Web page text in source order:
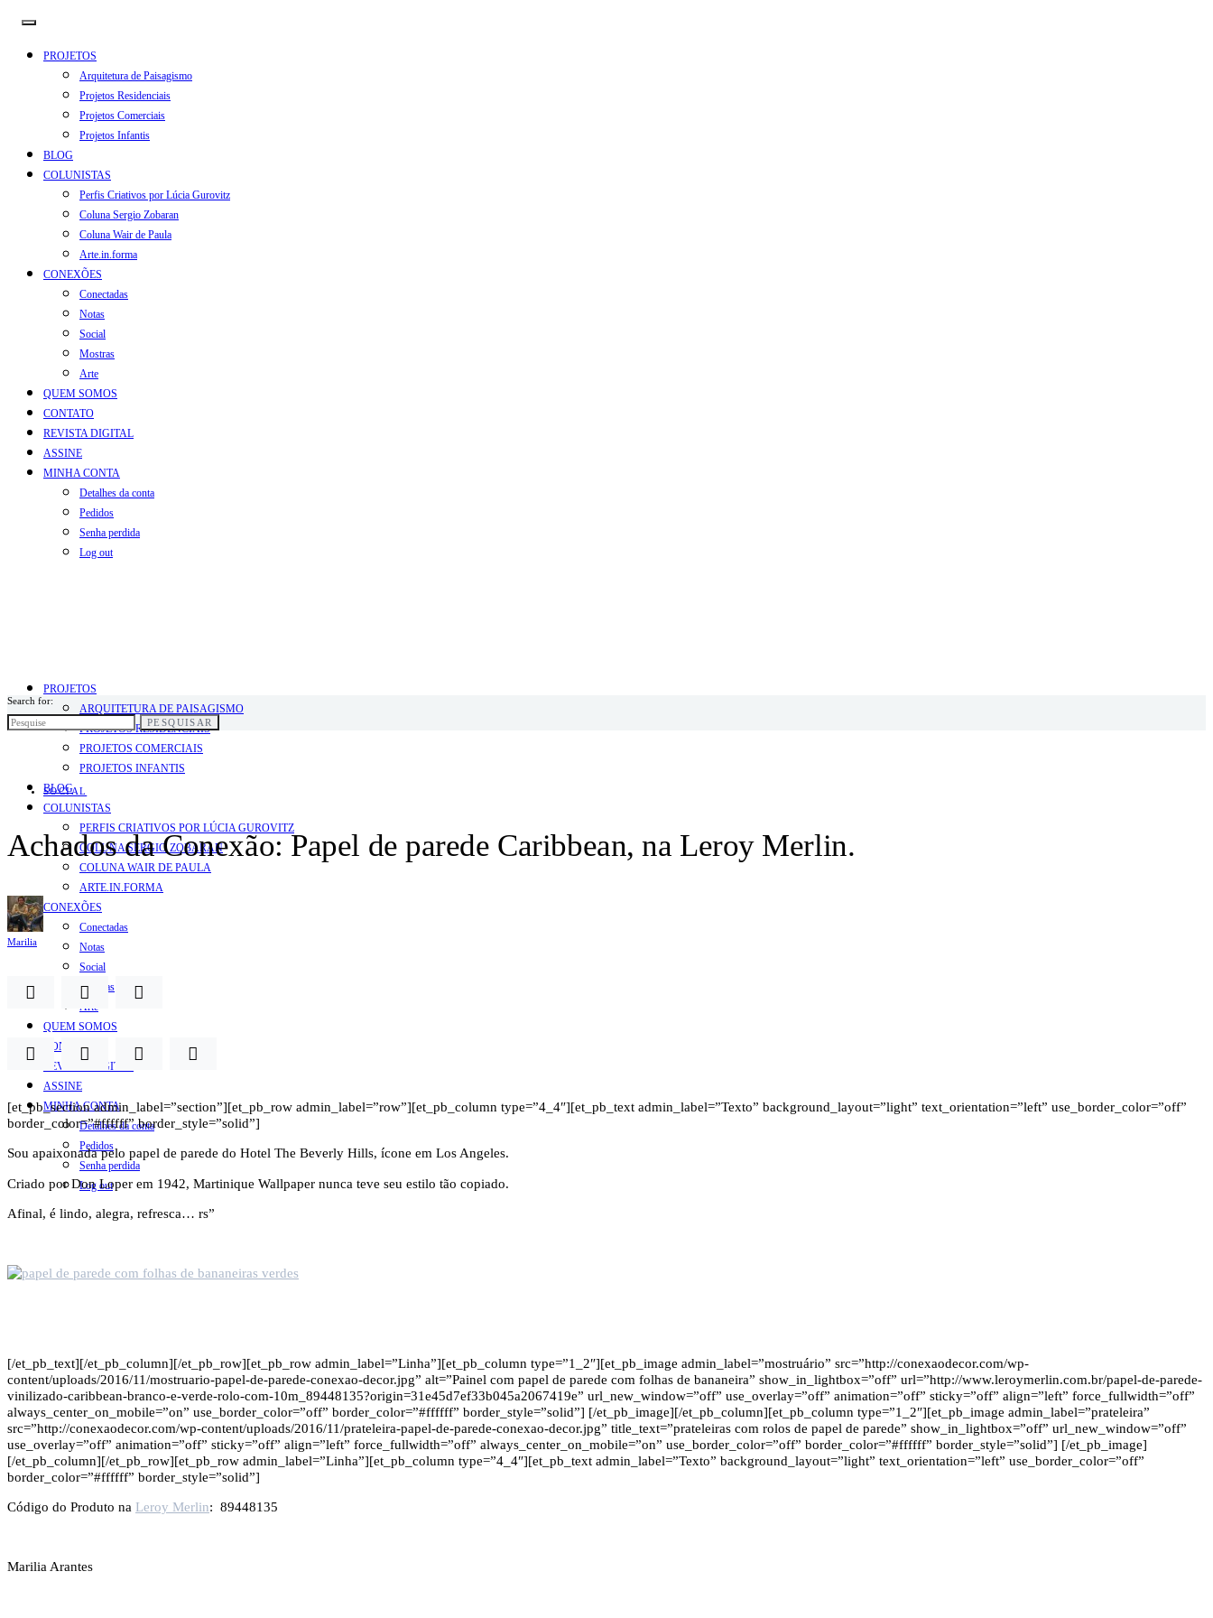
PROJETOS
Arquitetura de Paisagismo
Projetos Residenciais
Projetos Comerciais
Projetos Infantis
BLOG
COLUNISTAS
Perfis Criativos por Lúcia Gurovitz
Coluna Sergio Zobaran
Coluna Wair de Paula
Arte.in.forma
CONEXÕES
Conectadas
Notas
Social
Mostras
Arte
QUEM SOMOS
CONTATO
REVISTA DIGITAL
ASSINE
MINHA CONTA
Detalhes da conta
Pedidos
Senha perdida
Log out
PROJETOS
ARQUITETURA DE PAISAGISMO
PROJETOS RESIDENCIAIS
PROJETOS COMERCIAIS
PROJETOS INFANTIS
BLOG
COLUNISTAS
PERFIS CRIATIVOS POR LÚCIA GUROVITZ
COLUNA SERGIO ZOBARAN
COLUNA WAIR DE PAULA
ARTE.IN.FORMA
CONEXÕES
Conectadas
Notas
Social
Mostras
Arte
QUEM SOMOS
CONTATO
REVISTA DIGITAL
ASSINE
MINHA CONTA
Detalhes da conta
Pedidos
Senha perdida
Log out
Search for:
PESQUISAR
SOCIAL
Achados da Conexão: Papel de parede Caribbean, na Leroy Merlin.
Marilia
[et_pb_section admin_label=”section”][et_pb_row admin_label=”row”][et_pb_column type=”4_4″][et_pb_text admin_label=”Texto” background_layout=”light” text_orientation=”left” use_border_color=”off”
border_color=”#ffffff” border_style=”solid”]
Sou apaixonada pelo papel de parede do Hotel The Beverly Hills, ícone em Los Angeles.
Criado por Don Loper em 1942, Martinique Wallpaper nunca teve seu estilo tão copiado.
Afinal, é lindo, alegra, refresca… rs”
[/et_pb_text][/et_pb_column][/et_pb_row][et_pb_row admin_label=”Linha”][et_pb_column type=”1_2″][et_pb_image admin_label=”mostruário” src=”http://conexaodecor.com/wp-
content/uploads/2016/11/mostruario-papel-de-parede-conexao-decor.jpg” alt=”Painel com papel de parede com folhas de bananeira” show_in_lightbox=”off” url=”http://www.leroymerlin.com.br/papel-de-parede-
vinilizado-caribbean-branco-e-verde-rolo-com-10m_89448135?origin=31e45d7ef33b045a2067419e” url_new_window=”off” use_overlay=”off” animation=”off” sticky=”off” align=”left” force_fullwidth=”off”
always_center_on_mobile=”on” use_border_color=”off” border_color=”#ffffff” border_style=”solid”] [/et_pb_image][/et_pb_column][et_pb_column type=”1_2″][et_pb_image admin_label=”prateleira”
src=”http://conexaodecor.com/wp-content/uploads/2016/11/prateleira-papel-de-parede-conexao-decor.jpg” title_text=”prateleiras com rolos de papel de parede” show_in_lightbox=”off” url_new_window=”off”
use_overlay=”off” animation=”off” sticky=”off” align=”left” force_fullwidth=”off” always_center_on_mobile=”on” use_border_color=”off” border_color=”#ffffff” border_style=”solid”] [/et_pb_image]
[/et_pb_column][/et_pb_row][et_pb_row admin_label=”Linha”][et_pb_column type=”4_4″][et_pb_text admin_label=”Texto” background_layout=”light” text_orientation=”left” use_border_color=”off”
border_color=”#ffffff” border_style=”solid”]
Código do Produto na Leroy Merlin: 89448135
Marilia Arantes